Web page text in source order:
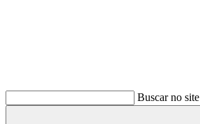
Buscar no site